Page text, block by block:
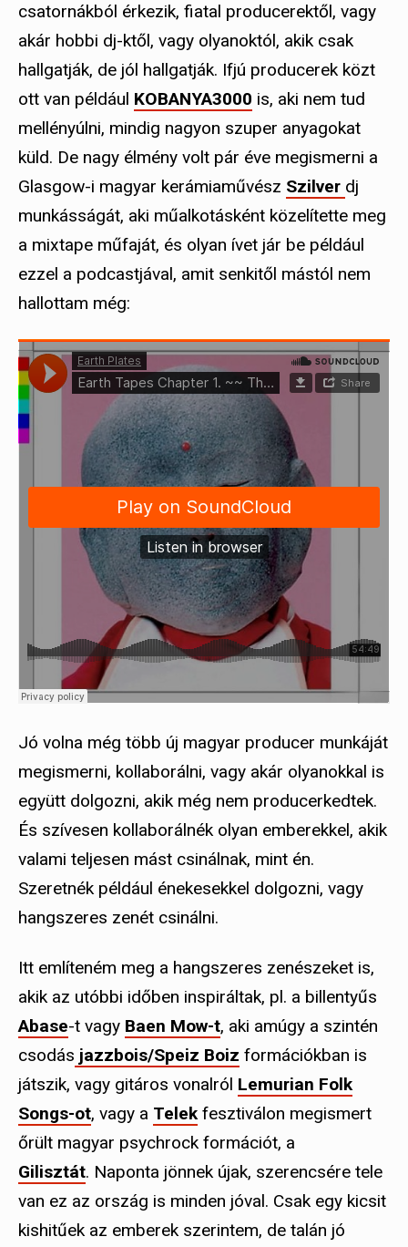
csatornákból érkezik, fiatal producerektől, vagy
akár hobbi dj-ktől, vagy olyanoktól, akik csak
hallgatják, de jól hallgatják. Ifjú producerek közt
ott van például KOBANYA3000 is, aki nem tud
mellényúlni, mindig nagyon szuper anyagokat
küld. De nagy élmény volt pár éve megismerni a
Glasgow-i magyar kerámiaművész Szilver dj
munkásságát, aki műalkotásként közelítette meg
a mixtape műfaját, és olyan ívet jár be például
ezzel a podcastjával, amit senkitől mástól nem
hallottam még:
Jó volna még több új magyar producer munkáját
megismerni, kollaborálni, vagy akár olyanokkal is
együtt dolgozni, akik még nem producerkedtek.
És szívesen kollaborálnék olyan emberekkel, akik
valami teljesen mást csinálnak, mint én.
Szeretnék például énekesekkel dolgozni, vagy
hangszeres zenét csinálni.
Itt említeném meg a hangszeres zenészeket is,
akik az utóbbi időben inspiráltak, pl. a billentyűs
Abase-t vagy Baen Mow-t, aki amúgy a szintén
csodás jazzbois/Speiz Boiz formációkban is
játszik, vagy gitáros vonalról Lemurian Folk
Songs-ot, vagy a Telekfesztiválon megismert
őrült magyar psychrock formációt, a
Gilisztát. Naponta jönnek újak, szerencsére tele
van ez az ország is minden jóval. Csak egy kicsit
kishitűek az emberek szerintem, de talán jó